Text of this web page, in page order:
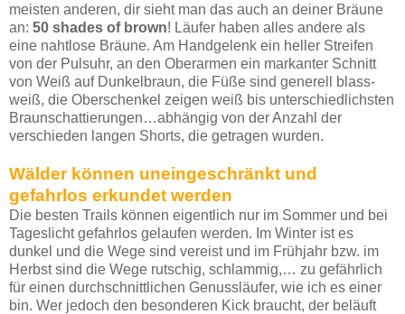
meisten anderen, dir sieht man das auch an deiner Bräune
an: 50 shades of brown! Läufer haben alles andere als
eine nahtlose Bräune. Am Handgelenk ein heller Streifen
von der Pulsuhr, an den Oberarmen ein markanter Schnitt
von Weiß auf Dunkelbraun, die Füße sind generell blass-
weiß, die Oberschenkel zeigen weiß bis unterschiedlichsten
Braunschattierungen…abhängig von der Anzahl der
verschieden langen Shorts, die getragen wurden.
Wälder können uneingeschränkt und
gefahrlos erkundet werden
Die besten Trails können eigentlich nur im Sommer und bei
Tageslicht gefahrlos gelaufen werden. Im Winter ist es
dunkel und die Wege sind vereist und im Frühjahr bzw. im
Herbst sind die Wege rutschig, schlammig,… zu gefährlich
für einen durchschnittlichen Genussläufer, wie ich es einer
bin. Wer jedoch den besonderen Kick braucht, der beläuft